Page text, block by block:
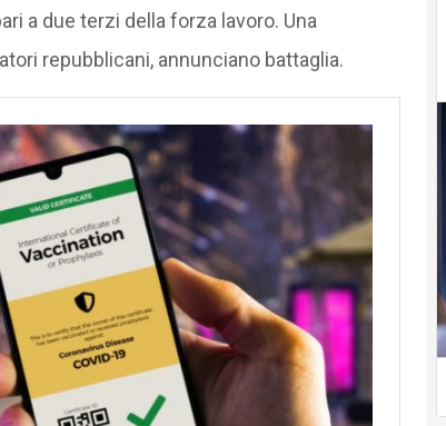
a due terzi della forza lavoro. Una
repubblicani, annunciano battaglia.